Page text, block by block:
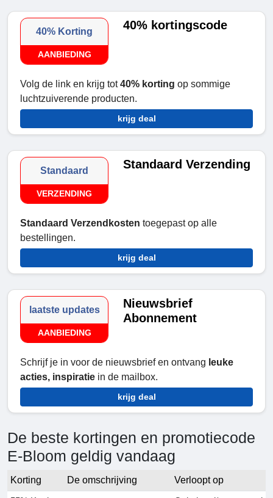
40% Korting
AANBIEDING
40% kortingscode
Volg de link en krijg tot40% korting op sommige
luchtzuiverende producten.
krijg deal
Standaard
VERZENDING
Standaard Verzending
Standaard Verzendkosten toegepast op alle
bestellingen.
krijg deal
laatste updates
AANBIEDING
Nieuwsbrief
Abonnement
Schrijf je in voor de nieuwsbrief en ontvang leuke
acties, inspiratie in de mailbox.
krijg deal
De beste kortingen en promotiecode
E-Bloom geldig vandaag
Korting De omschrijving
Verloopt op